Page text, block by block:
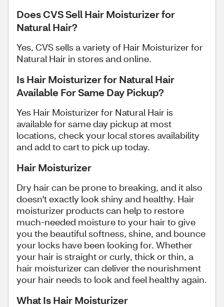
Does CVS Sell Hair Moisturizer for
Natural Hair?
Yes, CVS sells a variety of Hair Moisturizer for
Natural Hair in stores and online.
Is Hair Moisturizer for Natural Hair
Available For Same Day Pickup?
Yes Hair Moisturizer for Natural Hair is
available for same day pickup at most
locations, check your local stores availability
and add to cart to pick up today.
Hair Moisturizer
Dry hair can be prone to breaking, and it also
doesn't exactly look shiny and healthy. Hair
moisturizer products can help to restore
much-needed moisture to your hair to give
you the beautiful softness, shine, and bounce
your locks have been looking for. Whether
your hair is straight or curly, thick or thin, a
hair moisturizer can deliver the nourishment
your hair needs to look and feel healthy again.
What Is Hair Moisturizer